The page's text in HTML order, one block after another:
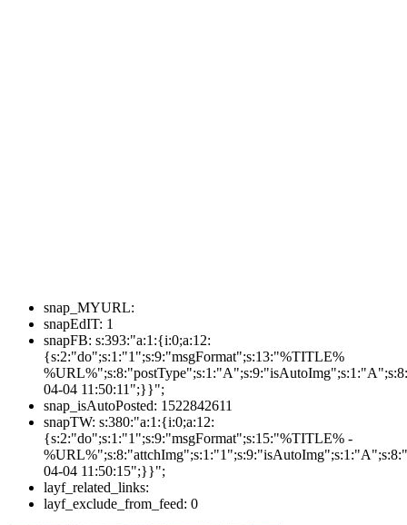
snap_MYURL:
snapEdIT: 1
snapFB: s:393:"a:1:{i:0;a:12:
{s:2:"do";s:1:"1";s:9:"msgFormat";s:13:"%TITLE%
04-04 11:50:11";}}";
snap_isAutoPosted: 1522842611
snapTW: s:380:"a:1:{i:0;a:12:
{s:2:"do";s:1:"1";s:9:"msgFormat";s:15:"%TITLE% -
04-04 11:50:15";}}";
layf_related_links:
layf_exclude_from_feed: 0